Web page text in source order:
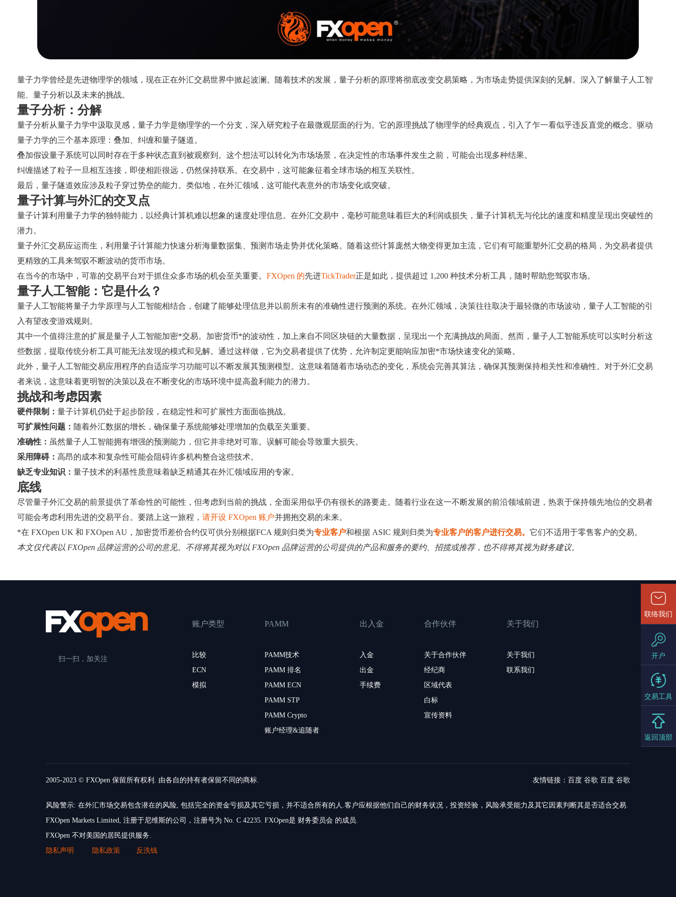
量子力学曾经是先进物理学的领域，现在正在外汇交易世界中掀起波澜。随着技术的发展，量子分析的原理将彻底改变交易策略，为市场走势提供深刻的见解。深入了解量子人工智
能、量子分析以及未来的挑战。
量子分析：分解
量子分析从量子力学中汲取灵感，量子力学是物理学的一个分支，深入研究粒子在最微观层面的行为。它的原理挑战了物理学的经典观点，引入了乍一看似乎违反直觉的概念。驱动
量子力学的三个基本原理：叠加、纠缠和量子隧道。
叠加假设量子系统可以同时存在于多种状态直到被观察到。这个想法可以转化为市场场景，在决定性的市场事件发生之前，可能会出现多种结果。
纠缠描述了粒子一旦相互连接，即使相距很远，仍然保持联系。在交易中，这可能象征着全球市场的相互关​​联性。
最后，量子隧道效应涉及粒子穿过势垒的能力。类似地，在外汇领域，这可能代表意外的市场变化或突破。
量子计算与外汇的交叉点
量子计算利用量子力学的独特能力，以经典计算机难以想象的速度处理信息。在外汇交易中，毫秒可能意味着巨大的利润或损失，量子计算机无与伦比的速度和精度呈现出突破性的
潜力。
量子外汇交易应运而生，利用量子计算能力快速分析海量数据集、预测市场走势并优化策略。随着这些计算庞然大物变得更加主流，它们有可能重塑外汇交易的格局，为交易者提供
更精致的工具来驾驭不断波动的货币市场。
在当今的市场中，可靠的交易平台对于抓住众多市场的机会至关重要。 FXOpen 的先进TickTrader正是如此，提供超过 1,200 种技术分析工具，随时帮助您驾驭市场。
量子人工智能：它是什么？
量子人工智能将量子力学原理与人工智能相结合，创建了能够处理信息并以前所未有的准确性进行预测的系统。在外汇领域，决策往往取决于最轻微的市场波动，量子人工智能的引
入有望改变游戏规则。
其中一个值得注意的扩展是量子人工智能加密*交易。加密货币*的波动性，加上来自不同区块链的大量数据，呈现出一个充满挑战的局面。然而，量子人工智能系统可以实时分析这
些数据，提取传统分析工具可能无法发现的模式和见解。通过这样做，它为交易者提供了优势，允许制定更能响应加密*市场快速变化的策略。
此外，量子人工智能交易应用程序的自适应学习功能可以不断发展其预测模型。这意味着随着市场动态的变化，系统会完善其算法，确保其预测保持相关性和准确性。对于外汇交易
者来说，这意味着更明智的决策以及在不断变化的市场环境中提高盈利能力的潜力。
挑战和考虑因素
硬件限制： 量子计算机仍处于起步阶段，在稳定性和可扩展性方面面临挑战。
可扩展性问题： 随着外汇数据的增长，确保量子系统能够处理增加的负载至关重要。
准确性： 虽然量子人工智能拥有增强的预测能力，但它并非绝对可靠。误解可能会导致重大损失。
采用障碍： 高昂的成本和复杂性可能会阻碍许多机构整合这些技术。
缺乏专业知识： 量子技术的利基性质意味着缺乏精通其在外汇领域应用的专家。
底线
尽管量子外汇交易的前景提供了革命性的可能性，但考虑到当前的挑战，全面采用似乎仍有很长的路要走。随着行业在这一不断发展的前沿领域前进，热衷于保持领先地位的交易者
可能会考虑利用先进的交易平台。要踏上这一旅程， 请开设 FXOpen 账户并拥抱交易的未来。
*在 FXOpen UK 和 FXOpen AU，加密货币差价合约仅可供分别根据FCA 规则归类为专业客户和根据 ASIC 规则归类为专业客户的客户进行交易。 它们不适用于零售客户的交易。
本文仅代表以 FXOpen 品牌运营的公司的意见。不得将其视为对以 FXOpen 品牌运营的公司提供的产品和服务的要约、招揽或推荐，也不得将其视为财务建议。
扫一扫，加关注
账户类型
比较
ECN
模拟
PAMM
PAMM技术
PAMM 排名
PAMM ECN
PAMM STP
PAMM Crypto
账户经理&追随者
出入金
入金
出金
手续费
合作伙伴
关于合作伙伴
经纪商
区域代表
白标
宣传资料
关于我们
关于我们
联系我们
2005-2023 © FXOpen 保留所有权利. 由各自的持有者保留不同的商标. 友情链接：百度 谷歌 百度 谷歌
风险警示: 在外汇市场交易包含潜在的风险, 包括完全的资金亏损及其它亏损，并不适合所有的人.客户应根据他们自己的财务状况，投资经验，风险承受能力及其它因素判断其是否适合交易.
FXOpen Markets Limited, 注册于尼维斯的公司，注册号为 No. C 42235. FXOpen是 财务委员会 的成员.
FXOpen 不对美国的居民提供服务.
隐私声明
隐私政策 反洗钱
联络我们
开户
交易工具
返回顶部